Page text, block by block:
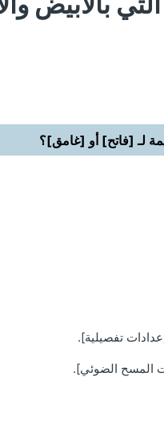
لـ [فاتح] أو [غامق]؟
تفصيلية].
المسح الضوئي].